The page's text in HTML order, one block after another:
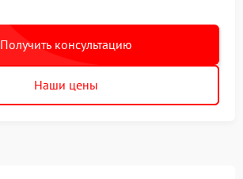
Получить консультацию
Наши цены